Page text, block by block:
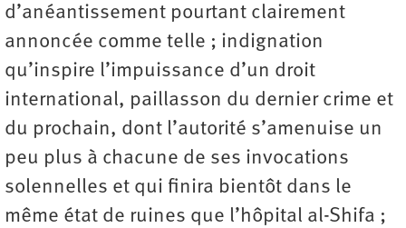
d’anéantissement pourtant clairement
annoncée comme telle ; indignation
qu’inspire l’impuissance d’un droit
international, paillasson du dernier crime et
du prochain, dont l’autorité s’amenuise un
peu plus à chacune de ses invocations
solennelles et qui finira bientôt dans le
même état de ruines que l’hôpital al-Shifa ;